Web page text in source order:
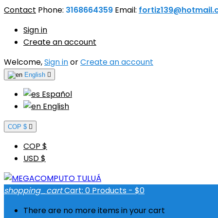
Contact Phone: 3168664359 Email:
Sign in
Create an account
Welcome,Sign inorCreate an account
English 
Español
English
COP $ 
COP $
USD $
shopping_cartCart: 0 Products - $0
There are no more items in your cart